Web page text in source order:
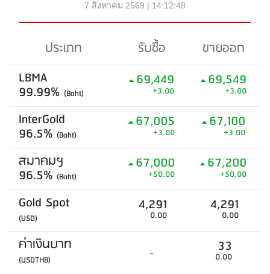
7 สิงหาคม 2569 | 14:12:48
ประเภท รับซื้อ
ขายออก
LBMA
99.99% (Baht)
69,449
+3.00
69,549
+3.00
InterGold
96.5% (Baht)
67,005
+3.00
67,100
+3.00
สมาคมฯ
96.5% (Baht)
67,000
+50.00
67,200
+50.00
Gold Spot
(USD)
4,291
0.00
4,291
0.00
ค่าเงินบาท
(USDTHB) - 33
0.00